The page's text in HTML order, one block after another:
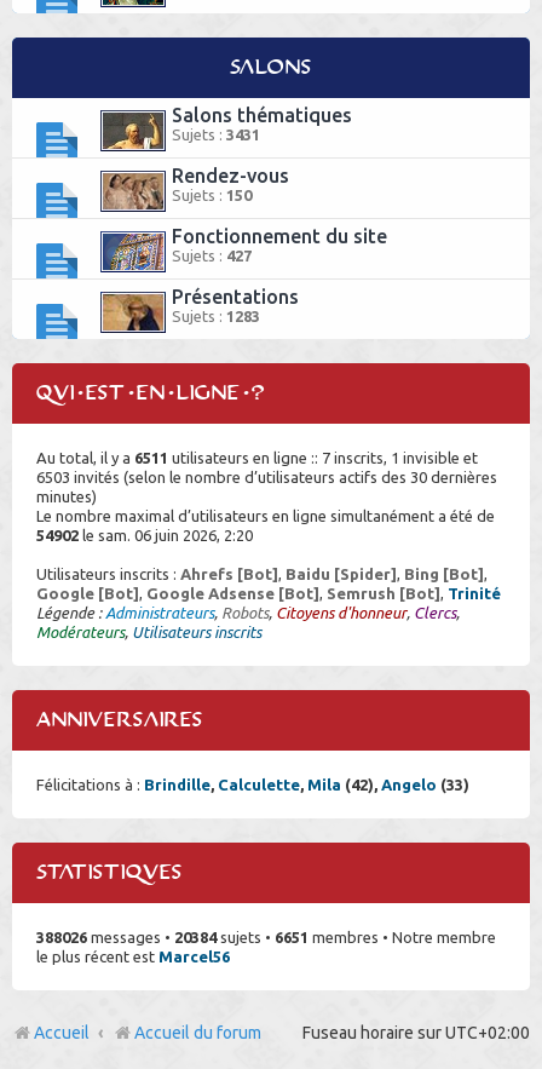
Salons
Salons thématiques
Sujets : 3431
Rendez-vous
Sujets : 150
Fonctionnement du site
Sujets : 427
Présentations
Sujets : 1283
Qui est en ligne ?
Au total, il y a 6511 utilisateurs en ligne :: 7 inscrits, 1 invisible et
6503 invités (selon le nombre d’utilisateurs actifs des 30 dernières
minutes)
Le nombre maximal d’utilisateurs en ligne simultanément a été de
54902 le sam. 06 juin 2026, 2:20
Utilisateurs inscrits : Ahrefs [Bot] , Baidu [Spider] , Bing [Bot] ,
Google [Bot] , Google Adsense [Bot] , Semrush [Bot] , Trinité
Légende : Administrateurs, Robots, Citoyens d'honneur, Clercs,
Modérateurs, Utilisateurs inscrits
Anniversaires
Félicitations à : Brindille, Calculette, Mila (42), Angelo (33)
Statistiques
388026 messages • 20384sujets • 6651 membres • Notre membre
le plus récent est Marcel56
Fuseau horaire surUTC+02:00
Accueil Accueil du forum